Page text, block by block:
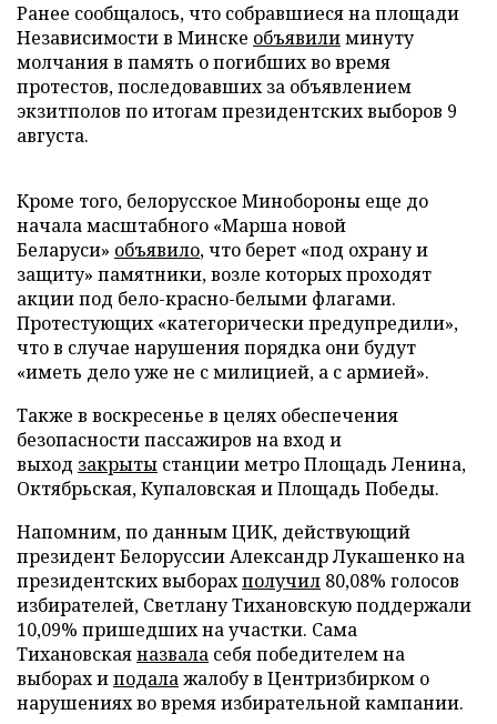
Ранее сообщалось, что собравшиеся на площади
Независимости в Минске объявилиминуту
молчания в память о погибших во время
протестов, последовавших за объявлением
экзитполов по итогам президентских выборов 9
августа.
Кроме того, белорусское Минобороны еще до
начала масштабного «Марша новой
Беларуси» объявило, что берет «под охрану и
защиту» памятники, возле которых проходят
акции под бело-красно-белыми флагами.
Протестующих «категорически предупредили»,
что в случае нарушения порядка они будут
«иметь дело уже не с милицией, а с армией».
Также в воскресенье в целях обеспечения
безопасности пассажиров на вход и
выход закрыты станции метро Площадь Ленина,
Октябрьская, Купаловская и Площадь Победы.
Напомним, по данным ЦИК, действующий
президент Белоруссии Александр Лукашенко на
президентских выборахполучил 80,08% голосов
избирателей, Светлану Тихановскую поддержали
10,09% пришедших на участки. Сама
Тихановскаяназвала себя победителем на
выборах иподалажалобу в Центризбирком о
нарушениях во время избирательной кампании.